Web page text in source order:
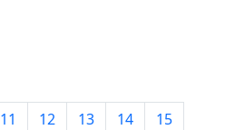
11 12 13 14
15